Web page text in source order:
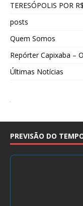
TERESÓPOLIS POR
posts
Quem Somos
Repórter Capixaba –
Últimas Notícias
PREVISÃO DO